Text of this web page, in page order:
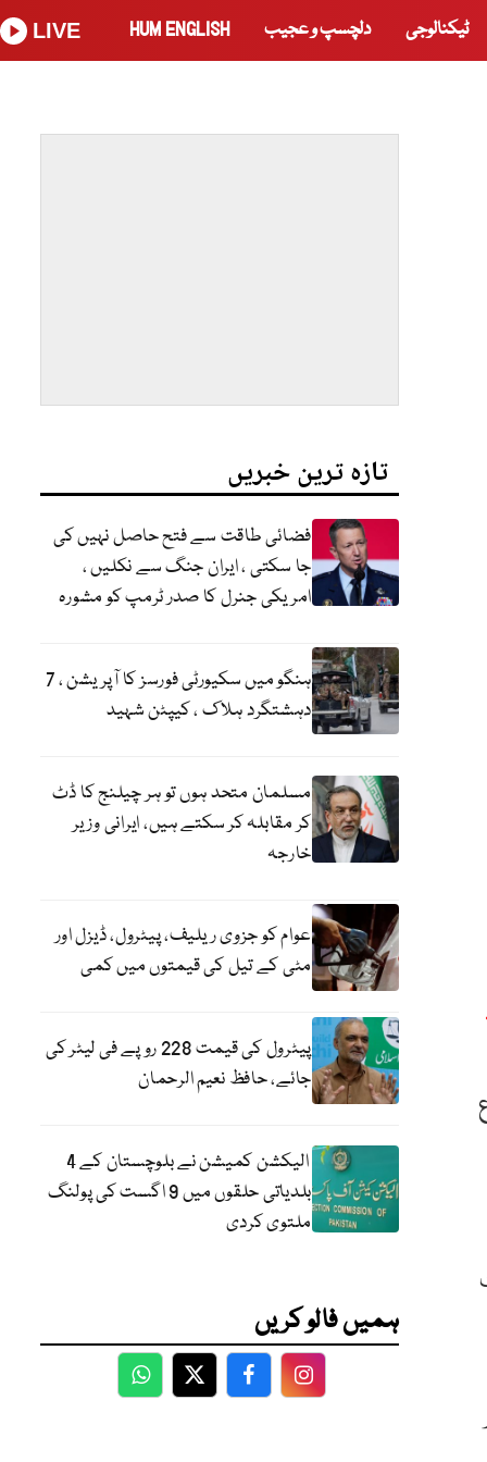
ٹیکنالوجی دلچسپ و عجیب HUM ENGLISH
LIVE
تازہ ترین خبریں
فضائی طاقت سے فتح حاصل نہیں کی
جا سکتی ، ایران جنگ سے نکلیں ،
امریکی جنرل کا صدر ٹرمپ کو مشورہ
ہنگو میں سکیورٹی فورسز کا آپریشن ، 7
دہشتگرد ہلاک ، کیپٹن شہید
مسلمان متحد ہوں تو ہر چیلنج کا ڈٹ
کر مقابلہ کر سکتے ہیں، ایرانی وزیر
خارجہ
عوام کو جزوی ریلیف، پیٹرول، ڈیزل اور
مٹی کے تیل کی قیمتوں میں کمی
پیٹرول کی قیمت 228 روپے فی لیٹر کی
جائے، حافظ نعیم الرحمان
الیکشن کمیشن نے بلوچستان کے 4
بلدیاتی حلقوں میں 9 اگست کی پولنگ
ملتوی کردی
ہمیں فالو کریں
WhatsApp
TwitterFacebookFacebook